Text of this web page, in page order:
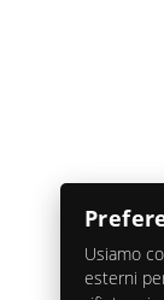
Usiamo
esterni